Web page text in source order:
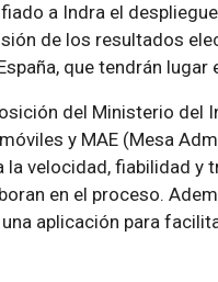
a Indra el
de los resultados
que tendrán
del Ministerio del
y MAE (Mesa
velocidad, fiabilidad y
en el proceso.
aplicación para